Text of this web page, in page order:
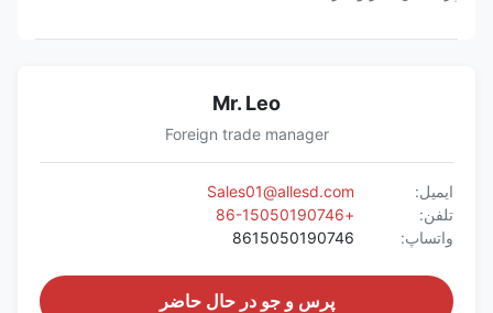
Mr. Leo
Foreign trade manager
ایمیل:
Sales01@allesd.com
تلفن:
+86-15050190746
واتساپ:
8615050190746
پرس و جو در حال حاضر